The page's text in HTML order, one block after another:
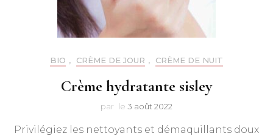
BIO , CRÈME DE JOUR , CRÈME DE NUIT
Crème hydratante sisley
par le 3 août 2022
Privilégiez les nettoyants et démaquillants doux